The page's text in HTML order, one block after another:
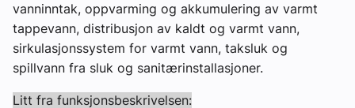
vanninntak, oppvarming og akkumulering av varmt
tappevann, distribusjon av kaldt og varmt vann,
sirkulasjonssystem for varmt vann, taksluk og
spillvann fra sluk og sanitærinstallasjoner.
Litt fra funksjonsbeskrivelsen: